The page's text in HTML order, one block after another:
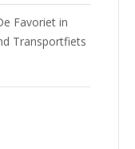
Favoriet in
Transportfiets